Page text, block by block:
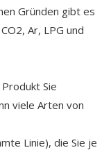
Gründen gibt es
Ar, LPG und
Sie
viele Arten von
Linie), die Sie je